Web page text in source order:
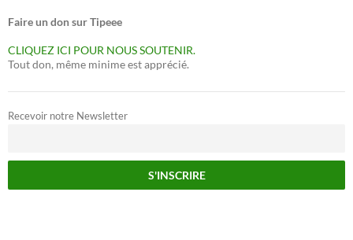
Faire un don sur Tipeee
CLIQUEZ ICI POUR NOUS SOUTENIR.
Tout don, même minime est apprécié.
Recevoir notre Newsletter